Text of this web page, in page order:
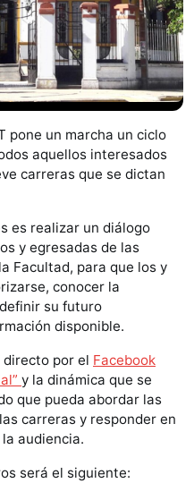
pone un marcha un ciclo
aquellos interesados
carreras que se dictan
es realizar un diálogo
y egresadas de las
Facultad, para que los y
conocer la
su futuro
disponible.
por el Facebook
y la dinámica que se
que pueda abordar las
carreras y responder en
audiencia.
será el siguiente: